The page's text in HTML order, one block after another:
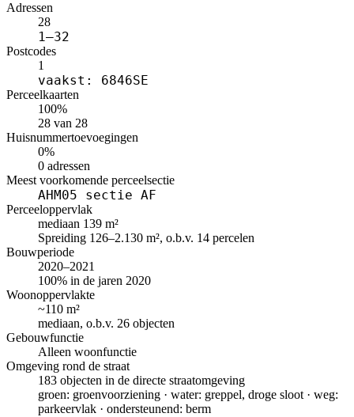
Adressen
28
1–32
Postcodes
1
vaakst: 6846SE
Perceelkaarten
100%
28 van 28
Huisnummertoevoegingen
0%
0 adressen
Meest voorkomende perceelsectie
AHM05 sectie AF
Perceeloppervlak
mediaan 139 m²
Spreiding 126–2.130 m², o.b.v. 14 percelen
Bouwperiode
2020–2021
100% in de jaren 2020
Woonoppervlakte
~110 m²
mediaan, o.b.v. 26 objecten
Gebouwfunctie
Alleen woonfunctie
Omgeving rond de straat
183 objecten in de directe straatomgeving
groen: groenvoorziening · water: greppel, droge sloot · weg:
parkeervlak · ondersteunend: berm